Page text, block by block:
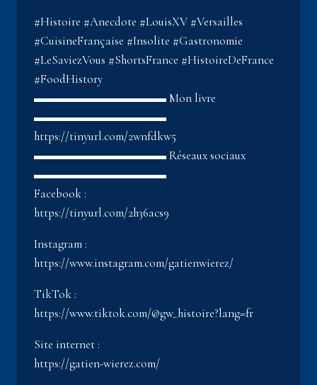
#Histoire #Anecdote #LouisXV #Versailles
#CuisineFrançaise #Insolite #Gastronomie
#LeSaviezVous #ShortsFrance #HistoireDeFrance
#FoodHistory
▬▬▬▬▬▬▬▬▬▬▬ Mon livre
▬▬▬▬▬▬▬▬▬▬▬
https://tinyurl.com/2wnfdkw5
▬▬▬▬▬▬▬▬▬▬▬ Réseaux sociaux
▬▬▬▬▬▬▬▬▬▬▬
Facebook :
https://tinyurl.com/2h36acs9
Instagram :
https://www.instagram.com/gatienwierez/
TikTok :
https://www.tiktok.com/@gw_histoire?lang=fr
Site internet :
https://gatien-wierez.com/